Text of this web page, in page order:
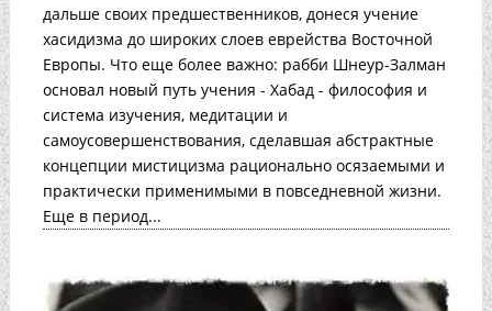
дальше своих предшественников, донеся учение
хасидизма до широких слоев еврейства Восточной
Европы. Что еще более важно: рабби Шнеур-Залман
основал новый путь учения - Хабад - философия и
система изучения, медитации и
самоусовершенствования, сделавшая абстрактные
концепции мистицизма рационально осязаемыми и
практически применимыми в повседневной жизни.
Еще в период...